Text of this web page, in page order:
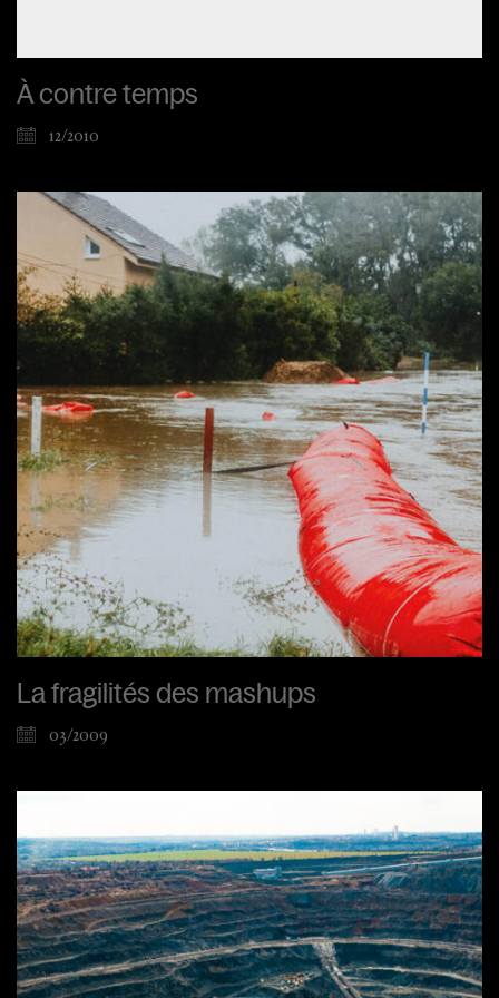
À contre temps
12/2010
La fragilités des mashups
03/2009